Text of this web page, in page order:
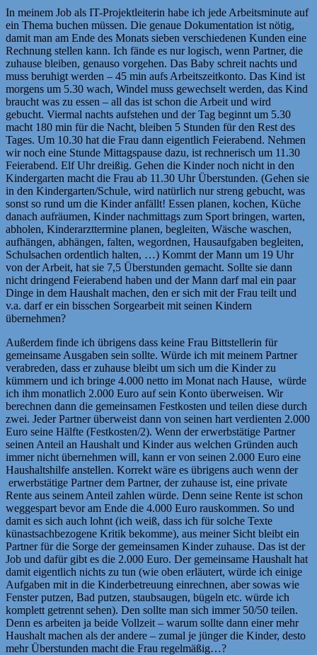
In meinem Job als IT-Projektleiterin habe ich jede Arbeitsminute auf
ein Thema buchen müssen. Die genaue Dokumentation ist nötig,
damit man am Ende des Monats sieben verschiedenen Kunden eine
Rechnung stellen kann. Ich fände es nur logisch, wenn Partner, die
zuhause bleiben, genauso vorgehen. Das Baby schreit nachts und
muss beruhigt werden – 45 min aufs Arbeitszeitkonto. Das Kind ist
morgens um 5.30 wach, Windel muss gewechselt werden, das Kind
braucht was zu essen – all das ist schon die Arbeit und wird
gebucht. Viermal nachts aufstehen und der Tag beginnt um 5.30
macht 180 min für die Nacht, bleiben 5 Stunden für den Rest des
Tages. Um 10.30 hat die Frau dann eigentlich Feierabend. Nehmen
wir noch eine Stunde Mittagspause dazu, ist rechnerisch um 11.30
Feierabend. Elf Uhr dreißig. Gehen die Kinder noch nicht in den
Kindergarten macht die Frau ab 11.30 Uhr Überstunden. (Gehen sie
in den Kindergarten/Schule, wird natürlich nur streng gebucht, was
sonst so rund um die Kinder anfällt! Essen planen, kochen, Küche
danach aufräumen, Kinder nachmittags zum Sport bringen, warten,
abholen, Kinderarzttermine planen, begleiten, Wäsche waschen,
aufhängen, abhängen, falten, wegordnen, Hausaufgaben begleiten,
Schulsachen ordentlich halten, …) Kommt der Mann um 19 Uhr
von der Arbeit, hat sie 7,5 Überstunden gemacht. Sollte sie dann
nicht dringend Feierabend haben und der Mann darf mal ein paar
Dinge in dem Haushalt machen, den er sich mit der Frau teilt und
v.a. darf er ein bisschen Sorgearbeit mit seinen Kindern
übernehmen?
Außerdem finde ich übrigens dass keine Frau Bittstellerin für
gemeinsame Ausgaben sein sollte. Würde ich mit meinem Partner
verabreden, dass er zuhause bleibt um sich um die Kinder zu
kümmern und ich bringe 4.000 netto im Monat nach Hause, würde
ich ihm monatlich 2.000 Euro auf sein Konto überweisen. Wir
berechnen dann die gemeinsamen Festkosten und teilen diese durch
zwei. Jeder Partner überweist dann von seinen hart verdienten 2.000
Euro seine Hälfte (Festkosten/2). Wenn der erwerbstätige Partner
seinen Anteil an Haushalt und Kinder aus welchen Gründen auch
immer nicht übernehmen will, kann er von seinen 2.000 Euro eine
Haushaltshilfe anstellen. Korrekt wäre es übrigens auch wenn der
erwerbstätige Partner dem Partner, der zuhause ist, eine private
Rente aus seinem Anteil zahlen würde. Denn seine Rente ist schon
weggespart bevor am Ende die 4.000 Euro rauskommen. So und
damit es sich auch lohnt (ich weiß, dass ich für solche Texte
künastsachbezogene Kritik bekomme), aus meiner Sicht bleibt ein
Partner für die Sorge der gemeinsamen Kinder zuhause. Das ist der
Job und dafür gibt es die 2.000 Euro. Der gemeinsame Haushalt hat
damit eigentlich nichts zu tun (wie oben erläutert, würde ich einige
Aufgaben mit in die Kinderbetreuung einrechnen, aber sowas wie
Fenster putzen, Bad putzen, staubsaugen, bügeln etc. würde ich
komplett getrennt sehen). Den sollte man sich immer 50/50 teilen.
Denn es arbeiten ja beide Vollzeit – warum sollte dann einer mehr
Haushalt machen als der andere – zumal je jünger die Kinder, desto
mehr Überstunden macht die Frau regelmäßig…?